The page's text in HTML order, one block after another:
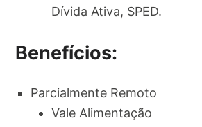
Dívida Ativa, SPED.
Benefícios:
Parcialmente Remoto
Vale Alimentação